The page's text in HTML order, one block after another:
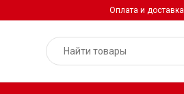
Оплата и доставка